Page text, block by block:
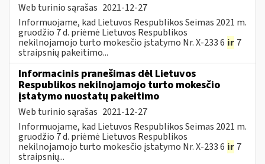
Web turinio sąrašas 2021-12-27
Informuojame, kad Lietuvos Respublikos Seimas 2021 m.
gruodžio 7 d. priėmė Lietuvos Respublikos
nekilnojamojo turto mokesčio įstatymo Nr. X-233 6 ir 7
straipsnių pakeitimo...
Informacinis pranešimas dėl Lietuvos
Respublikos nekilnojamojo turto mokesčio
įstatymo nuostatų pakeitimo
Web turinio sąrašas 2021-12-27
Informuojame, kad Lietuvos Respublikos Seimas 2021 m.
gruodžio 7 d. priėmė Lietuvos Respublikos
nekilnojamojo turto mokesčio įstatymo Nr. X-233 6 ir 7
straipsnių...